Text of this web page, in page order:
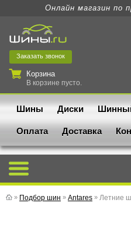
Онлайн магазин по
Заказать звонок
Корзина
В корзине пусто.
Шины Диски
Оплата Доставка
» Подбор шин » Antares » Летние